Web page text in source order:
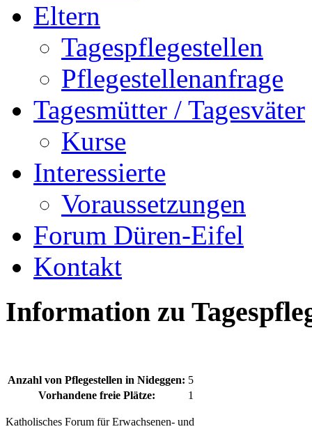
Eltern
Tagespflegestellen
Pflegestellenanfrage
Tagesmütter / Tagesväter
Kurse
Interessierte
Voraussetzungen
Forum Düren-Eifel
Kontakt
Information zu
Anzahl von Pflegestellen in Nideggen: 5
Vorhandene freie Plätze:
1
Katholisches Forum für Erwachsenen- und